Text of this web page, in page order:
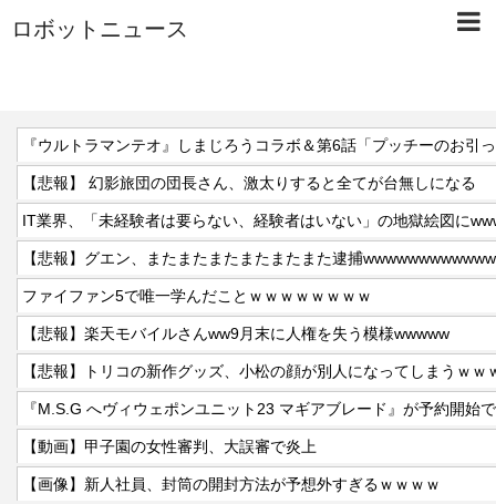
ロボットニュース
『ウルトラマンテオ』しまじろうコラボ＆第6話「プッチーのお引
【悲報】 幻影旅団の団長さん、激太りすると全てが台無しになる
IT業界、「未経験者は要らない、経験者はいない」の地獄絵図に
【悲報】グエン、またまたまたまたまたまた逮捕
ファイファン5で唯一学んだことｗｗｗｗｗｗｗｗ
【悲報】楽天モバイルさんww9月末に人権を失う模様wwwww
【悲報】トリコの新作グッズ、小松の顔が別人になってしまうｗｗ
『M.S.G へヴィウェポンユニット23 マギアブレード』が予約開始
【動画】甲子園の女性審判、大誤審で炎上
【画像】新人社員、封筒の開封方法が予想外すぎるｗｗｗｗ